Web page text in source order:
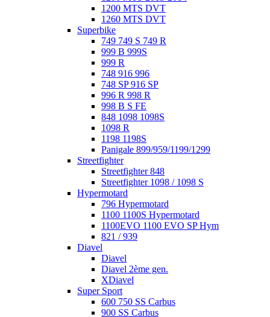
1200 MTS DVT
1260 MTS DVT
Superbike
749 749 S 749 R
999 B 999S
999 R
748 916 996
748 SP 916 SP
996 R 998 R
998 B S FE
848 1098 1098S
1098 R
1198 1198S
Panigale 899/959/1199/1299
Streetfighter
Streetfighter 848
Streetfighter 1098 / 1098 S
Hypermotard
796 Hypermotard
1100 1100S Hypermotard
1100EVO 1100 EVO SP Hym
821 / 939
Diavel
Diavel
Diavel 2ème gen.
XDiavel
Super Sport
600 750 SS Carbus
900 SS Carbus